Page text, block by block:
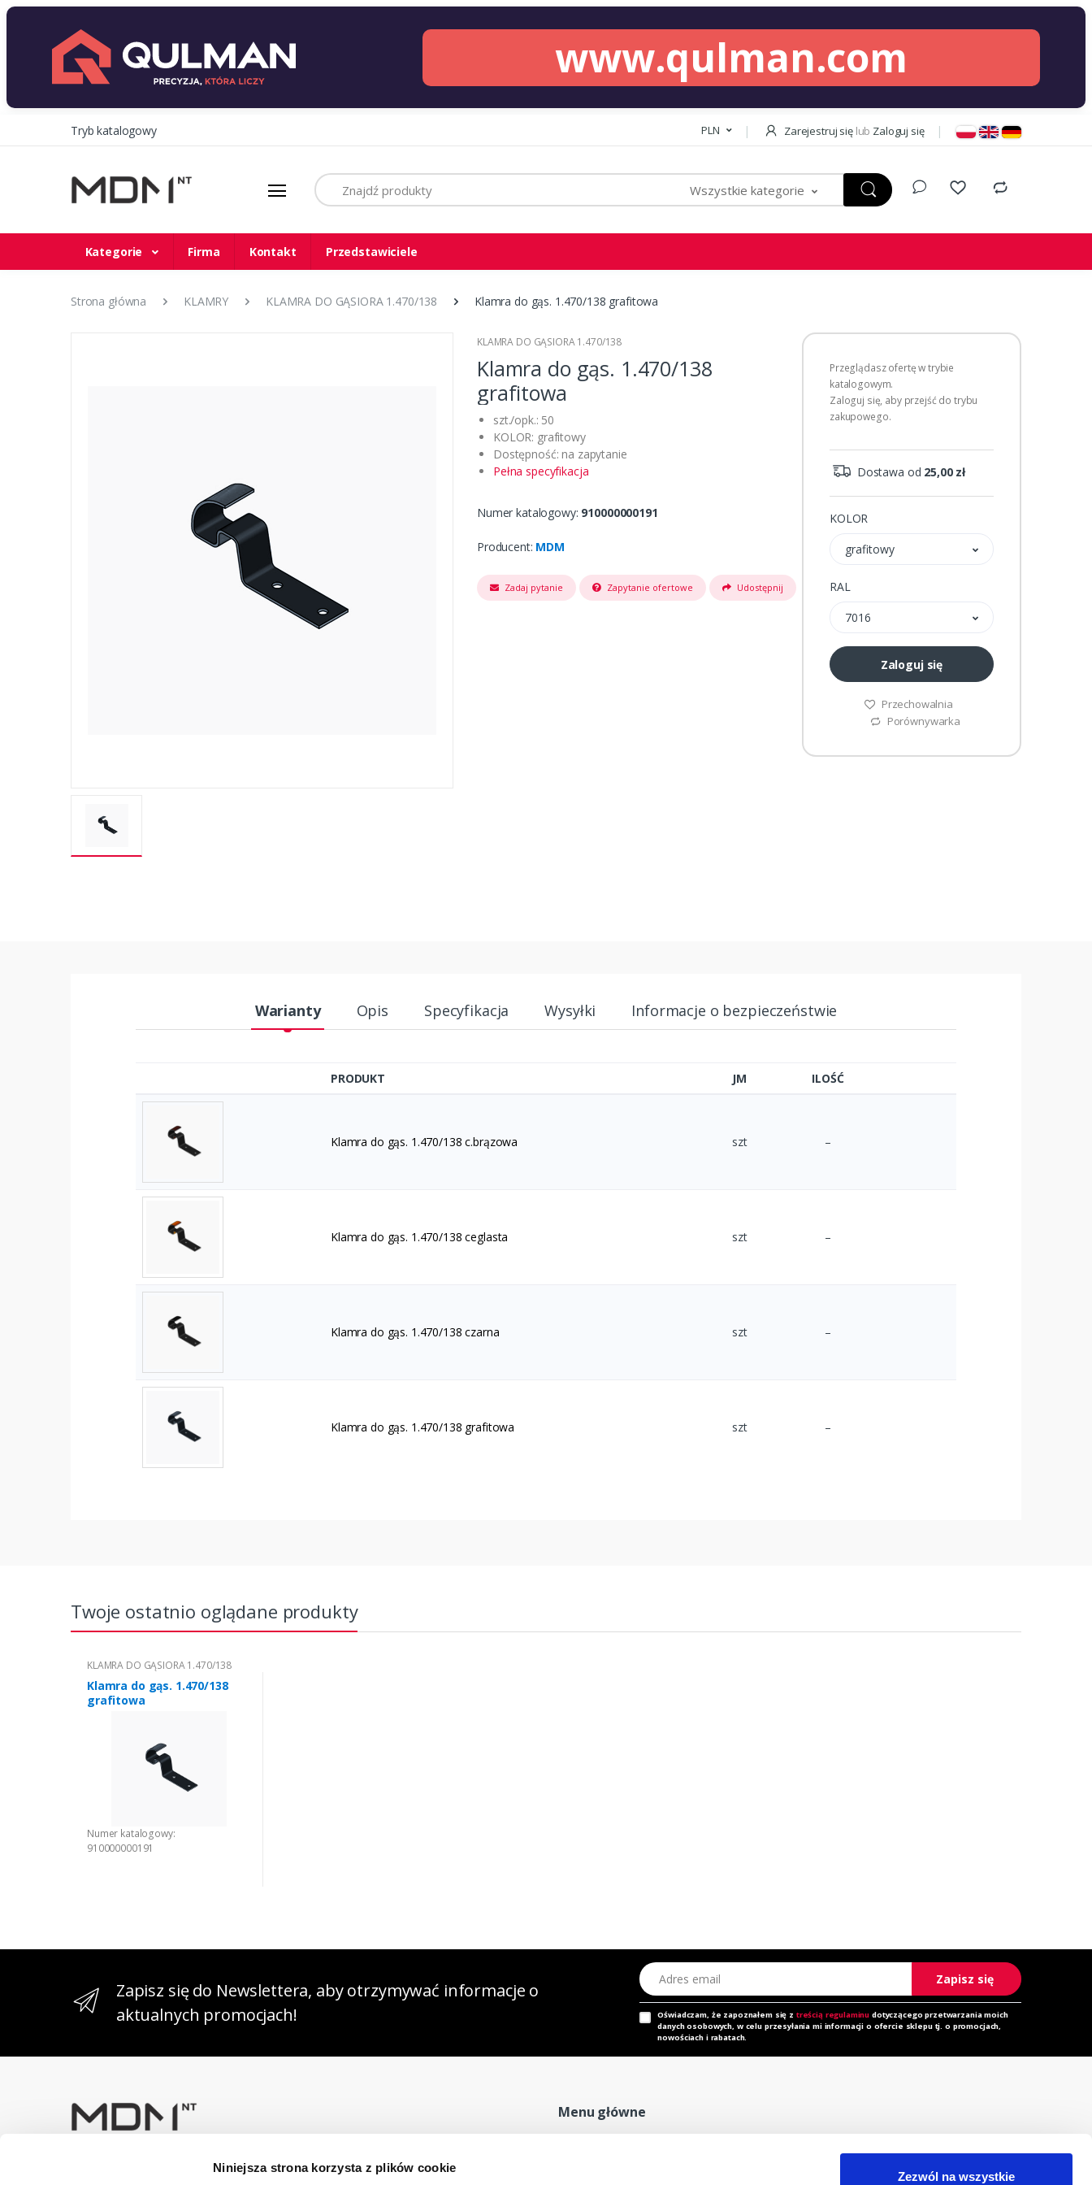
Niniejsza strona korzysta z plików cookie
Zezwól na wszystkie
www.qulman.com
Tryb katalogowy PLN Zarejestruj się lub Zaloguj się
Szukaj
Wszystkie kategorie
Kategorie Firma Kontakt Przedstawiciele
Strona główna KLAMRY KLAMRA DO GĄSIORA 1.470/138 Klamra do gąs. 1.470/138 grafitowa
KLAMRA DO GĄSIORA 1.470/138
Klamra do gąs. 1.470/138
grafitowa
szt./opk.: 50
KOLOR: grafitowy
Dostępność: na zapytanie
Pełna specyfikacja
Numer katalogowy: 910000000191
Producent: MDM
Zadaj pytanie Zapytanie ofertowe Udostępnij
Przeglądasz ofertę w trybie
katalogowym.
Zaloguj się, aby przejść do trybu
zakupowego.
Dostawa od 25,00 zł
KOLOR
grafitowy
RAL
7016
Zaloguj się
Przechowalnia
Porównywarka
Warianty Opis Specyfikacja Wysyłki Informacje o bezpieczeństwie
PRODUKT JM ILOŚĆ
Klamra do gąs. 1.470/138 c.brązowa szt –
Klamra do gąs. 1.470/138 ceglasta szt –
Klamra do gąs. 1.470/138 czarna szt –
Klamra do gąs. 1.470/138 grafitowa szt –
Twoje ostatnio oglądane produkty
KLAMRA DO GĄSIORA 1.470/138
Klamra do gąs. 1.470/138
grafitowa
Numer katalogowy:
910000000191
Zapisz się do Newslettera, aby otrzymywać informacje o
aktualnych promocjach!
Adres email
Zapisz się
Oświadczam, że zapoznałem się z treścią regulaminu dotyczącego przetwarzania moich
danych osobowych, w celu przesyłania mi informacji o ofercie sklepu tj. o promocjach,
nowościach i rabatach.
Masz pytania? Skontaktuj się z
Nasz adres e-mail
Menu główne
Do pobrania